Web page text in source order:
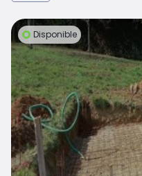
Disponible